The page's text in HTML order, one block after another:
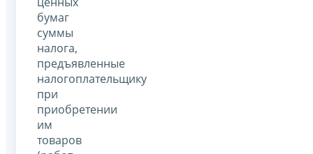
бумаг
суммы
налога,
предъявленные
налогоплательщику
при
приобретении
им
товаров